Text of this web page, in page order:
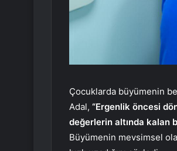
Çocuklarda büyümenin
Adal, “Ergenlik öncesi
değerlerin altında kalan
Büyümenin mevsimsel